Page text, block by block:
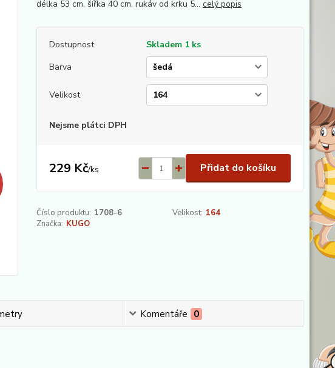
délka 53 cm, šířka 40 cm, rukáv od krku 5... celý popis
Dostupnost
Skladem 1 ks
Barva
Velikost
Nejsme plátci DPH
229 Kč/ks Přidat do košíku
Číslo produktu: 1708-6 Velikost: 164
Značka: KUGO
Komentáře 0